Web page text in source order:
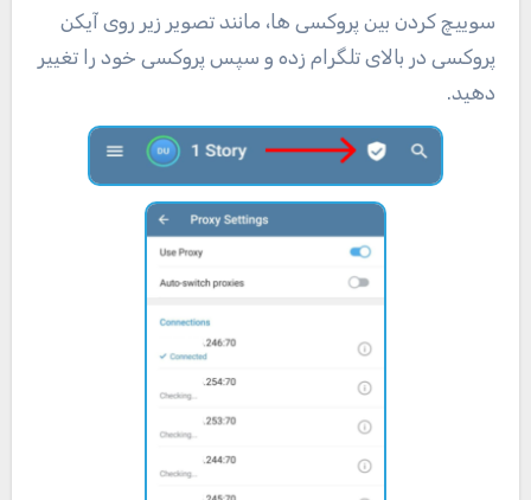
سوییچ کردن بین پروکسی ها، مانند تصویر زیر روی آیکن
پروکسی در بالای تلگرام زده و سپس پروکسی خود را تغییر
دهید.